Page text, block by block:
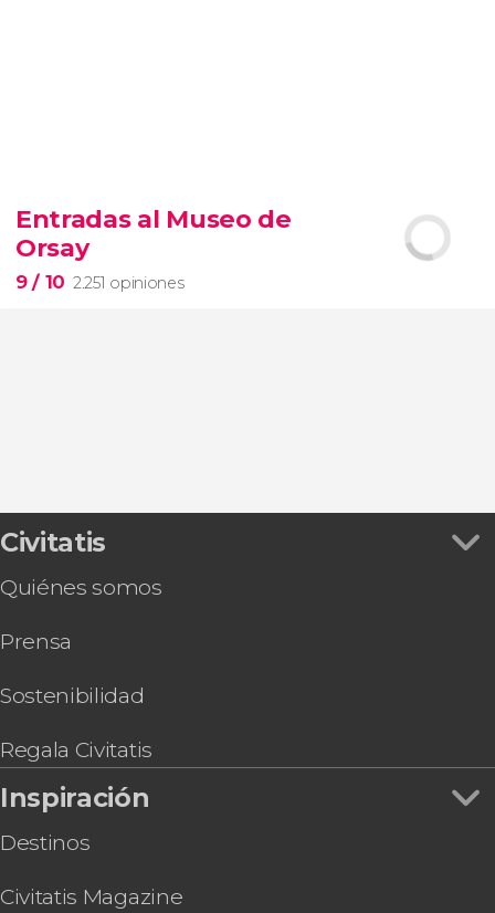
Aventura, playas vírgenes y naturaleza
excursión a Costa Esmeralda y la Montaña Redonda
playa El Limón
Entradas al Museo de
Orsay
9/ 10 2.251 opiniones
9


2.251 opiniones
Civitatis
Quiénes somos
Prensa
Sostenibilidad
Regala Civitatis
Inspiración
Destinos
Civitatis Magazine